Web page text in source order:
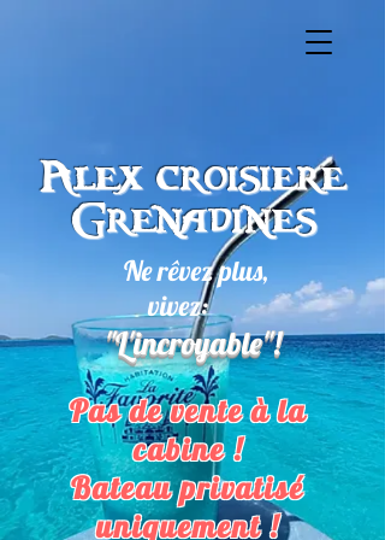
Alex croisiere
Grenadines
Ne rêvez plus,
vivez:
"L'incroyable"!
Pas de vente à la
cabine !
Bateau privatisé
uniquement !